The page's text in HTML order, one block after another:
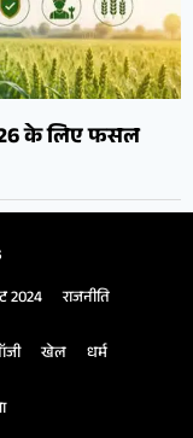
के लिए फसल
2024 राजनीति
खेल धर्म